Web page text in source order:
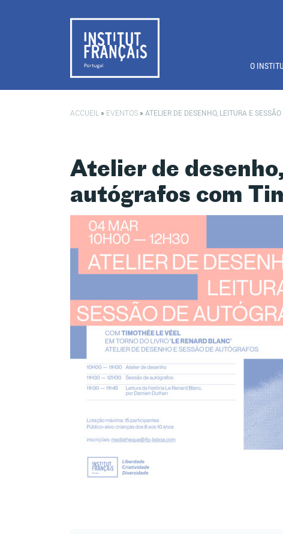
O
ACCUEIL » EVENTOS » ATELIER DE DESENHO, LEITURA E
Atelier de
autógrafos com